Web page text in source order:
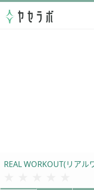
REAL WORKOUT(リア